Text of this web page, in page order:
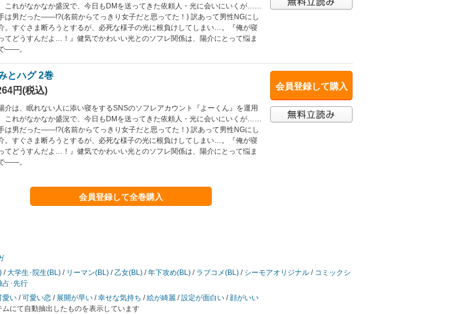
これがなかなか盛況で、今日もDMを送ってきた依頼人・光に会いにいくが……
は男だった――!?(名前からてっきり女子だと思ってた！) 訳あって男性NGにし
。すぐさま断ろうとするが、必死な様子の光に根負けしてしまい…。『俺が寝
てどうすんだよ…！』健気でかわいい光とのソフレ関係は、陽介にとって悩ま
――。
会員登録して購入
とハグ 2巻
円(税込)
介は、眠れない人に添い寝をするSNSのソフレアカウント『よーくん』を運用
これがなかなか盛況で、今日もDMを送ってきた依頼人・光に会いにいくが……
は男だった――!?(名前からてっきり女子だと思ってた！) 訳あって男性NGにし
。すぐさま断ろうとするが、必死な様子の光に根負けしてしまい…。『俺が寝
てどうすんだよ…！』健気でかわいい光とのソフレ関係は、陽介にとって悩ま
――。
会員登録して全巻購入
/大学生･院生(BL) / リーマン(BL) /乙女(BL) /年下攻め(BL) / ラブコメ(BL) / シーモアオリジナル / コミックシ
占･先行
愛い /可愛い恋 / 展開が早い /幸せな気持ち /絵が綺麗 /設定が面白い / 顔がいい
にて自動抽出したものを表示しています